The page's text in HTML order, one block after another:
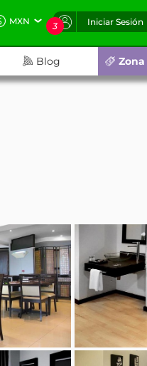
MXN 3 Iniciar Sesión
Blog